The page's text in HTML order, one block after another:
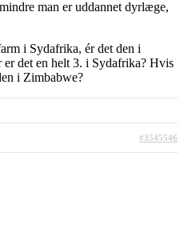
man er uddannet dyrlæge,
i Sydafrika, ér det den i
det en helt 3. i Sydafrika? Hvis
i Zimbabwe?
#3545546